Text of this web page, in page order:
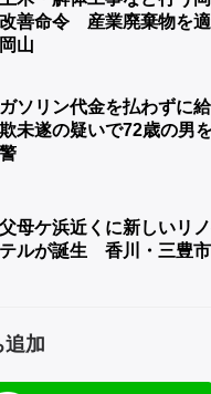
改善命令 産業廃棄物を
岡山
ガソリン代金を払わずに
欺未遂の疑いで72歳の男
警
父母ケ浜近くに新しいリ
テルが誕生 香川・三豊市
追加